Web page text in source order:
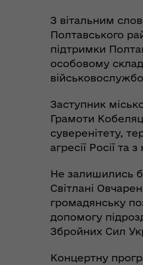
Дії
З вітальним
Полтавського
підтримки
особовому
Заступник
Грамоти
суверенітету,
агресії Росії та
Не залишились
Світлані
громадянську
допомогу
Збройних Сил
Концертну